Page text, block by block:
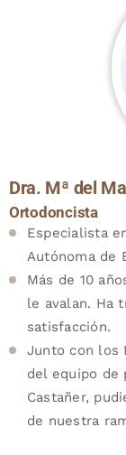
Dra. Mª del
Ortodoncista
Especialista
Autónoma de
Más de 10
le avalan. Ha
satisfacción.
Junto con los
del equipo de
Castañer,
de nuestra